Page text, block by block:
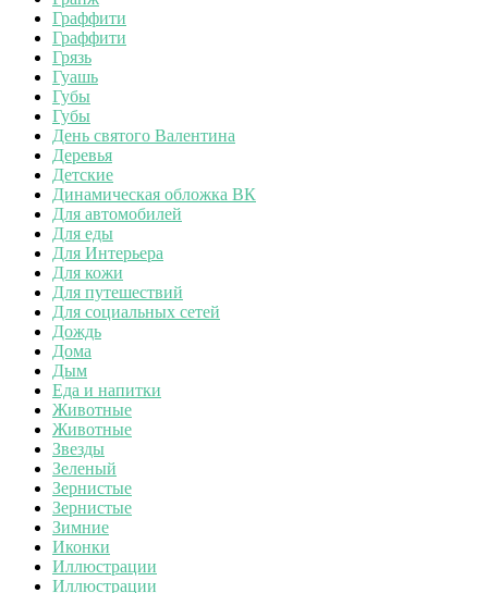
Граффити
Граффити
Грязь
Гуашь
Губы
Губы
День святого Валентина
Деревья
Детские
Динамическая обложка ВК
Для автомобилей
Для еды
Для Интерьера
Для кожи
Для путешествий
Для социальных сетей
Дождь
Дома
Дым
Еда и напитки
Животные
Животные
Звезды
Зеленый
Зернистые
Зернистые
Зимние
Иконки
Иллюстрации
Иллюстрации